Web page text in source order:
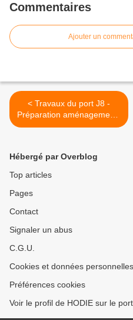
Commentaires
Ajouter un
< Travaux du port J8 -
Préparation aménagements
paysagers
Hébergé par Overblog
Top articles
Pages
Contact
Signaler un abus
C.G.U.
Cookies et données personnelles
Préférences cookies
Voir le profil de HODIE sur le